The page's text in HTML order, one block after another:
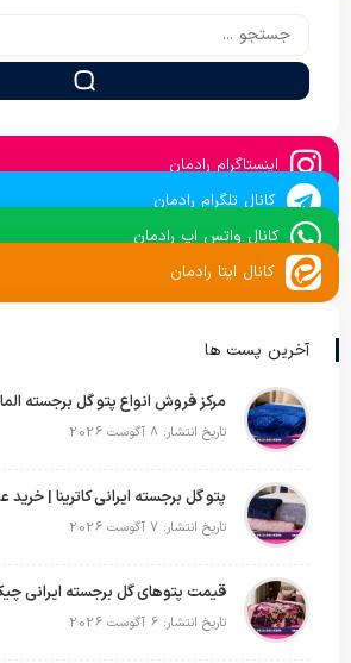
اینستاگرام رادمان
کانال تلگرام رادمان
کانال واتس اپ رادمان
کانال ایتا رادمان
آخرین پست ها
تاریخ انتشار: 8 آگوست 2026
تاریخ انتشار: 7 آگوست 2026
تاریخ انتشار: 6 آگوست 2026